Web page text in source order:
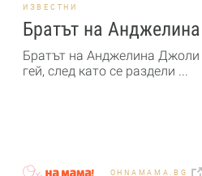
ИЗВЕСТНИ
Братът на
Братът на Анджелина
гей, след като се раздели ...
OHNAMAMA.BG